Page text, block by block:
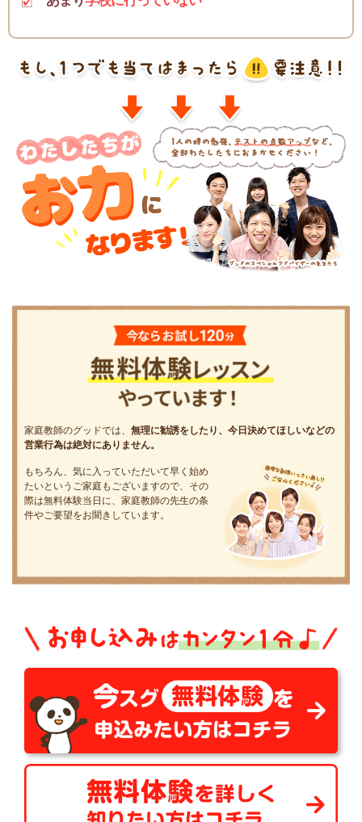
家庭教師のグッドでは、 無理に勧誘をしたり、今日決めてほしいなどの
営業行為は絶対にありません。
もちろん、気に入っていただいて早く始め
たいというご家庭もございますので、その
際は無料体験当日に、家庭教師の先生の条
件やご要望をお聞きしています。